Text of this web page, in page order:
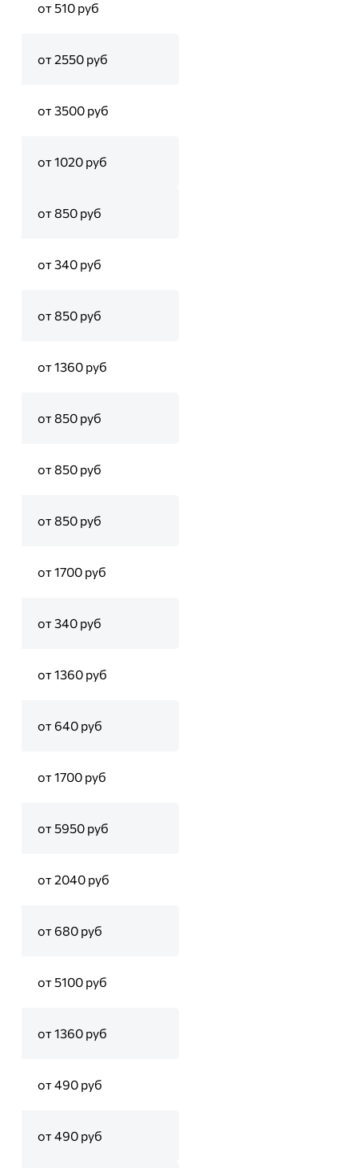
от 510 руб
от 2550 руб
от 3500 руб
от 1020 руб
от 850 руб
от 340 руб
от 850 руб
от 1360 руб
от 850 руб
от 850 руб
от 850 руб
от 1700 руб
от 340 руб
от 1360 руб
от 640 руб
от 1700 руб
от 5950 руб
от 2040 руб
от 680 руб
от 5100 руб
от 1360 руб
от 490 руб
от 490 руб